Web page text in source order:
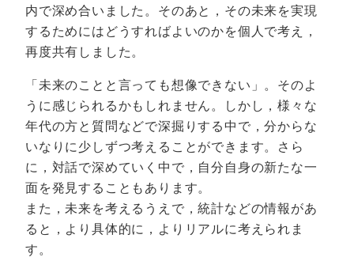
内で深め合いました。そのあと，その未来を実現
するためにはどうすればよいのかを個人で考え，
再度共有しました。
「未来のことと言っても想像できない」。そのよ
うに感じられるかもしれません。しかし，様々な
年代の方と質問などで深掘りする中で，分からな
いなりに少しずつ考えることができます。さら
に，対話で深めていく中で，自分自身の新たな一
面を発見することもあります。
また，未来を考えるうえで，統計などの情報があ
ると，より具体的に，よりリアルに考えられま
す。